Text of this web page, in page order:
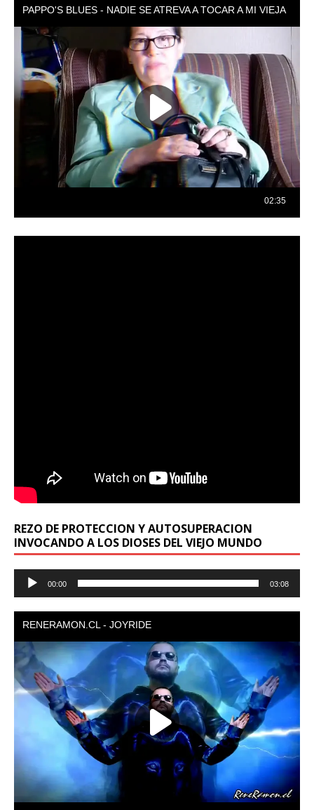
REZO DE PROTECCION Y AUTOSUPERACION
INVOCANDO A LOS DIOSES DEL VIEJO MUNDO
Reproductor
00:00 03:08